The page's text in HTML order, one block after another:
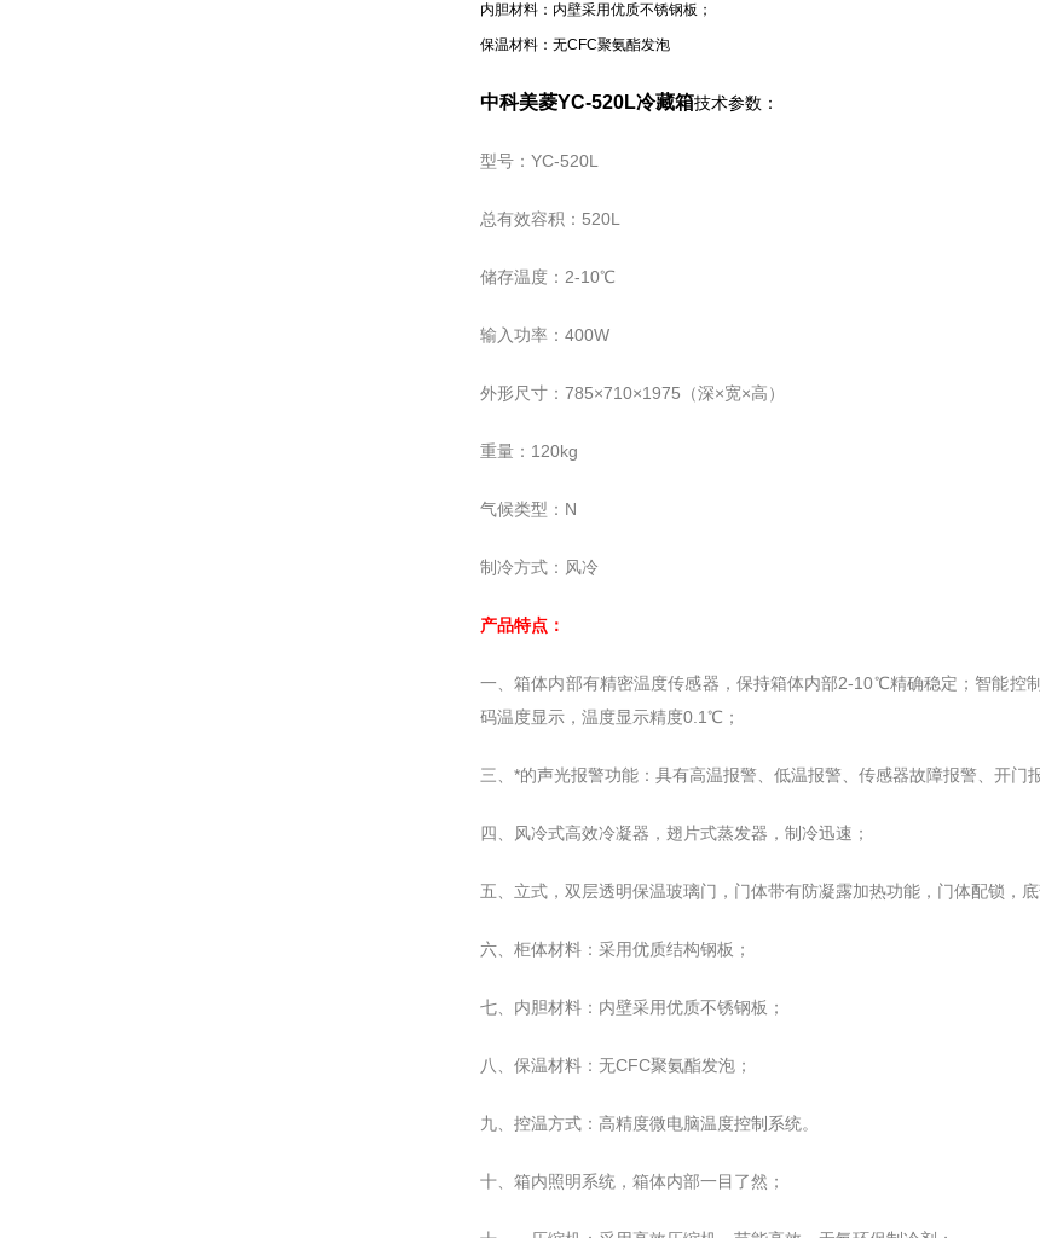
内胆材料：内壁采用优质不锈钢板；
保温材料：无CFC聚氨酯发泡
中科美菱YC-520L冷藏箱技术参数：
型号：YC-520L
总有效容积：520L
储存温度：2-10℃
输入功率：400W
外形尺寸：785×710×1975（深×宽×高）
重量：120kg
气候类型：N
制冷方式：风冷
产品特点：
一、箱体内部有精密温度传感器，保持箱体内部2-10℃精确稳定；智能控
码温度显示，温度显示精度0.1℃；
三、*的声光报警功能：具有高温报警、低温报警、传感器故障报警、开门
四、风冷式高效冷凝器，翅片式蒸发器，制冷迅速；
五、立式，双层透明保温玻璃门，门体带有防凝露加热功能，门体配锁，
六、柜体材料：采用优质结构钢板；
七、内胆材料：内壁采用优质不锈钢板；
八、保温材料：无CFC聚氨酯发泡；
九、控温方式：高精度微电脑温度控制系统。
十、箱内照明系统，箱体内部一目了然；